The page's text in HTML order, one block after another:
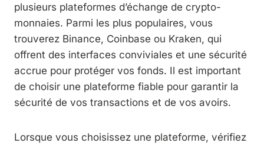
plusieurs plateformes d’échange de crypto-
monnaies. Parmi les plus populaires, vous
trouverez Binance, Coinbase ou Kraken, qui
offrent des interfaces conviviales et une sécurité
accrue pour protéger vos fonds. Il est important
de choisir une plateforme fiable pour garantir la
sécurité de vos transactions et de vos avoirs.
Lorsque vous choisissez une plateforme, vérifiez